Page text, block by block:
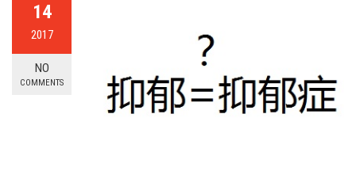
14
2017
NO
COMMENTS